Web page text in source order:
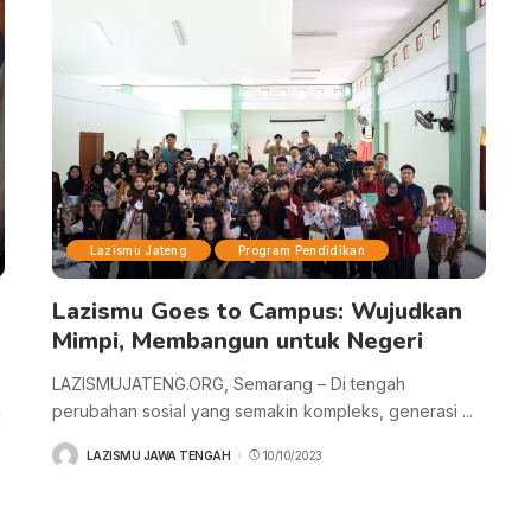
Lazismu Jateng Program Pendidikan
Lazismu Goes to Campus: Wujudkan
Mimpi, Membangun untuk Negeri
LAZISMUJATENG.ORG, Semarang – Di tengah
perubahan sosial yang semakin kompleks, generasi ...
POSTEDLAZISMU JAWA TENGAH 10/10/2023